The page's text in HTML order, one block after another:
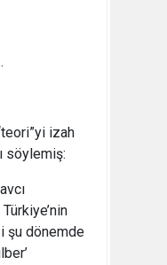
izah
söylemiş:
şu dönemde